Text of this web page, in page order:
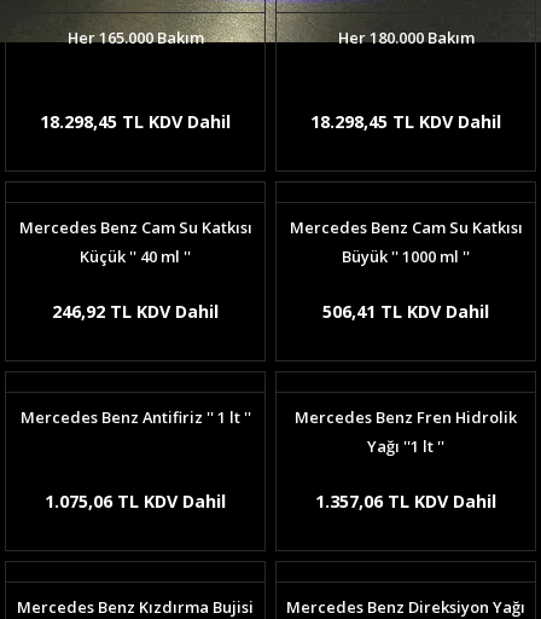
Her 165.000 Bakım
18.298,45 TL KDV Dahil
Her 180.000 Bakım
18.298,45 TL KDV Dahil
Mercedes Benz Cam Su Katkısı
Küçük '' 40 ml ''
246,92 TL KDV Dahil
Mercedes Benz Cam Su Katkısı
Büyük '' 1000 ml ''
506,41 TL KDV Dahil
Mercedes Benz Antifiriz '' 1 lt ''
1.075,06 TL KDV Dahil
Mercedes Benz Fren Hidrolik
Yağı ''1 lt ''
1.357,06 TL KDV Dahil
Mercedes Benz Kızdırma Bujisi
Mercedes Benz Direksiyon Yağı